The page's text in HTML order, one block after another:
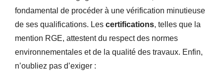
fondamental de procéder à une vérification minutieuse
de ses qualifications. Les certifications, telles que la
mention RGE, attestent du respect des normes
environnementales et de la qualité des travaux. Enfin,
n’oubliez pas d’exiger :